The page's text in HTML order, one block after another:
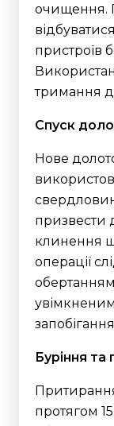
очищення.
пристроїв
тримання
Спуск
Нове
призвести
клинення
операції
Буріння
протягом